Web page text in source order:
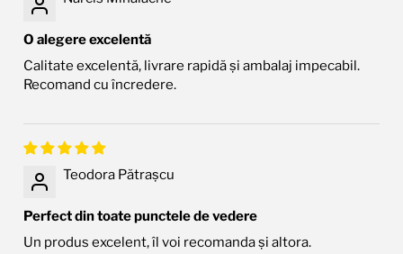
O alegere excelentă
Calitate excelentă, livrare rapidă și ambalaj impecabil.
Recomand cu încredere.
Teodora Pătrașcu
Perfect din toate punctele de vedere
Un produs excelent, îl voi recomanda și altora.